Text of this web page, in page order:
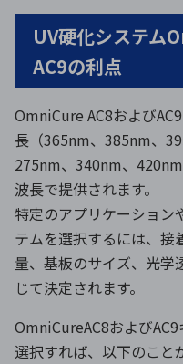
UV硬化システム
AC9の利点
OmniCure AC8および
長（365nm、385nm、
275nm、340nm、
波長で提供されます。
特定のアプリケーショ
テムを選択するには、接
量、基板のサイズ、光学
じて決定されます。
OmniCureAC8および
選択すれば、以下のこと